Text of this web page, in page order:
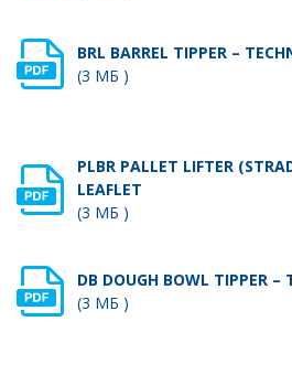
BRL BARREL TIPPER –
(3 МБ )
PLBR PALLET LIFTER
LEAFLET
(3 МБ )
DB DOUGH BOWL TIPPER –
(3 МБ )